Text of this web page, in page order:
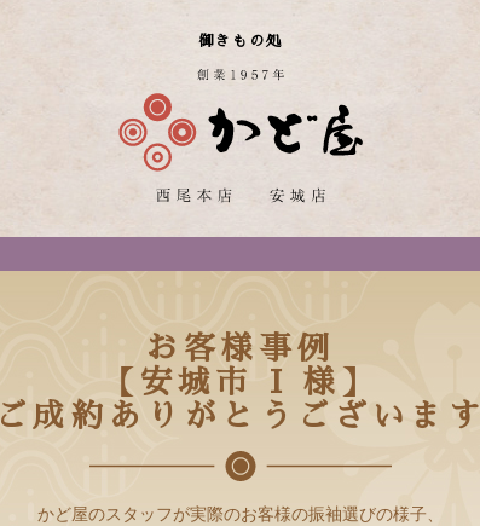
御きもの処
お客様事例
【安城市 I 様】
ご成約ありがとうございます
かど屋のスタッフが実際のお客様の振袖選びの様子、